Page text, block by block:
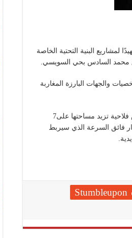
لمشاريع البنية التحتية الخاصة
والجهات البارزة المغاربة
وفي نفس السياق، تواجه عائلة مغربية معروفة، إجراءات نزع ملكية لأراضٍ فلاحية تزيد مساحتها على7
فائق السرعة الذي سيربط
Stumbleupon